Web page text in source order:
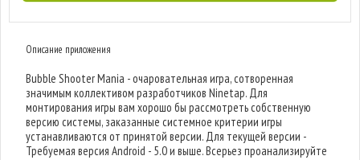
Описание приложения
Bubble Shooter Mania - очаровательная игра, сотворенная
значимым коллективом разработчиков Ninetap. Для
монтирования игры вам хорошо бы рассмотреть собственную
версию системы, заказанные системное критерии игры
устанавливаются от принятой версии. Для текущей версии -
Требуемая версия Android - 5.0 и выше. Всерьез проанализируйте